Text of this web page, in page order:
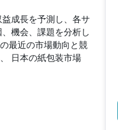
成長を予測し、各サ
機会、課題を分析し
最近の市場動向と競
日本の紙包装市場